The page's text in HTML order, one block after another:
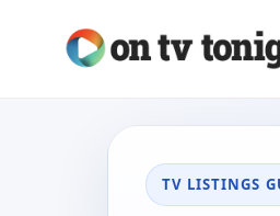
TV LISTINGS